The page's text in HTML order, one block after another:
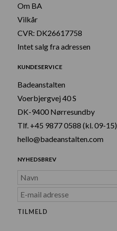
Om BA
Vilkår
CVR: DK26617758
Intet salg fra adressen
KUNDESERVICE
Badeanstalten
Voerbjergvej 40 S
DK-9400 Nørresundby
Tlf. +45 9877 0588 (kl. 09-15)
hello@badeanstalten.com
NYHEDSBREV